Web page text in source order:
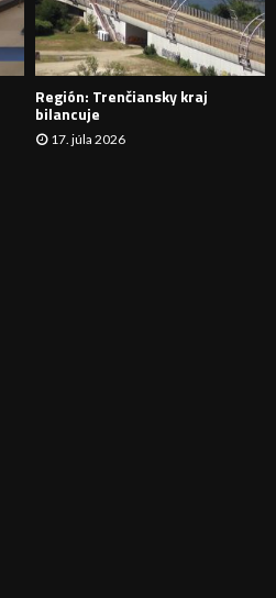
I
E
Región: Trenčiansky kraj
bilancuje
17. júla 2026